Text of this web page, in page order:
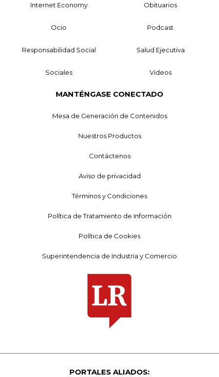
Internet Economy Obituarios
Ocio Podcast
Responsabilidad Social Salud Ejecutiva
Sociales Videos
MANTÉNGASE CONECTADO
Mesa de Generación de Contenidos
Nuestros Productos
Contáctenos
Aviso de privacidad
Términos y Condiciones
Política de Tratamiento de Información
Política de Cookies
Superintendencia de Industria y Comercio
PORTALES ALIADOS: